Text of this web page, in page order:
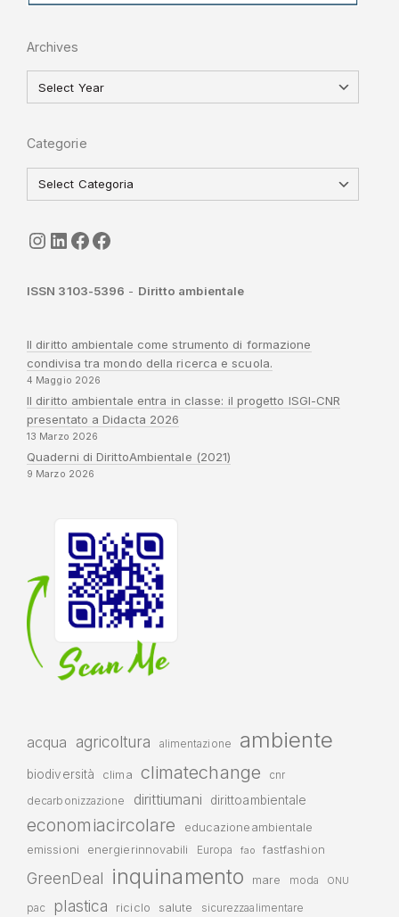
Archives
Categorie
seguici
LinkedIn
ISGI-CNRSapienza
ISSN 3103-5396 - Diritto ambientale
Il diritto ambientale come strumento di formazione
condivisa tra mondo della ricerca e scuola.
4 Maggio 2026
Il diritto ambientale entra in classe: il progetto ISGI-CNR
presentato a Didacta 2026
13 Marzo 2026
Quaderni di DirittoAmbientale (2021)
9 Marzo 2026
acqua agricoltura alimentazione ambiente
biodiversità clima climatechange cnr
decarbonizzazione dirittiumani dirittoambientale
economiacircolare
educazioneambientale
emissioni
energierinnovabili Europa fao fastfashion
GreenDeal inquinamento mare moda ONU
pac plastica riciclo salute sicurezzaalimentare